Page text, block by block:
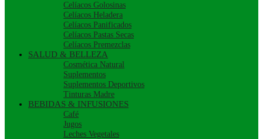
Celíacos Golosinas
Celíacos Heladera
Celíacos Panificados
Celíacos Pastas Secas
Celíacos Premezclas
SALUD & BELLEZA
Cosmética Natural
Suplementos
Suplementos Deportivos
Tinturas Madre
BEBIDAS & INFUSIONES
Café
Jugos
Leches Vegetales